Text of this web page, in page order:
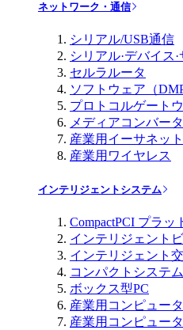
ネットワーク・通信
シリアル/USB通信
シリアル·デバイス
セルラルータ
ソフトウェア（
プロトコルゲート
メディアコンバータ
産業用イーサネッ
産業用ワイヤレス
インテリジェントシステム
CompactPCI プラッ
インテリジェント
インテリジェント
コンパクトシステム
ボックス型PC
産業用コンピュー
産業用コンピュー